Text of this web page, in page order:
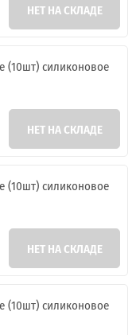
НЕТ НА СКЛАДЕ
силиконовое
НЕТ НА СКЛАДЕ
силиконовое
НЕТ НА СКЛАДЕ
силиконовое